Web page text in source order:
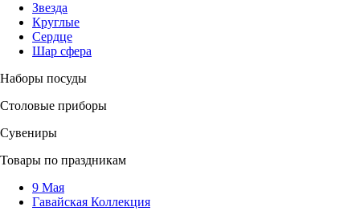
Звезда
Круглые
Сердце
Шар сфера
Наборы посуды
Столовые приборы
Сувениры
Товары по праздникам
9 Мая
Гавайская Коллекция